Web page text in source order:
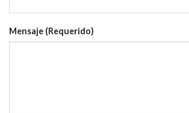
Mensaje (Requerido)